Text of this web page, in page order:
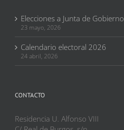
Elecciones a Junta de
23 mayo, 2026
Calendario electoral 2026
24 abril, 2026
CONTACTO
Residencia U. Alfonso VIII